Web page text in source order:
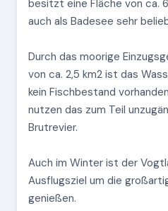
besitzt eine Fläche von ca.
auch als Badesee sehr
Durch das moorige
von ca. 2,5 km2 ist das
kein Fischbestand
nutzen das zum Teil
Brutrevier.
Auch im Winter ist der
Ausflugsziel um die
genießen.